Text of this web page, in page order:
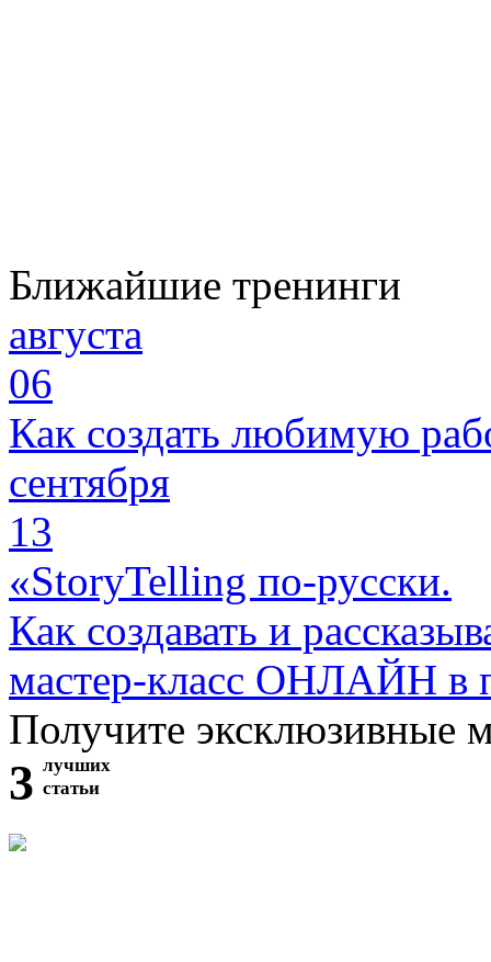
Ближайшие тренинги
августа
06
Как создать любимую
сентября
13
«StoryTelling по-русски.
Как создавать и
мастер-класс ОНЛАЙН в
Получите эксклюзивные
3 лучших
статьи